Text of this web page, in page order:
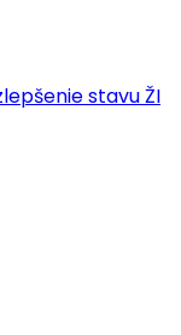
stavu ŽI